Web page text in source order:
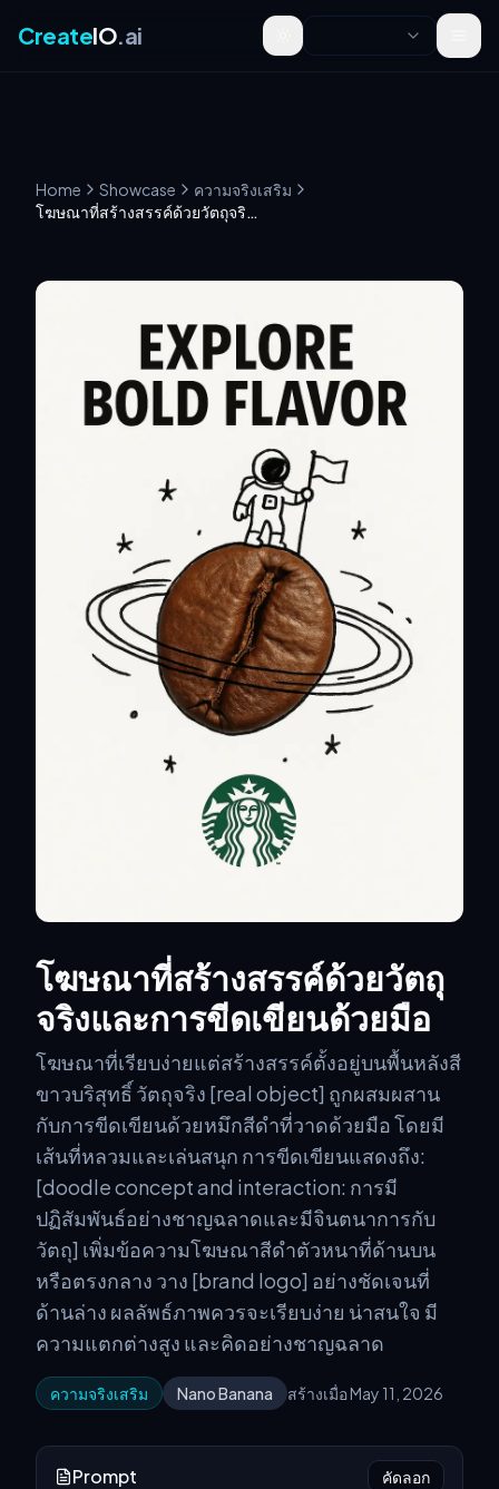
CreateIO.ai Toggle theme
Home Showcase
ความจริงเสริม
โฆษณาที่สร้างสรรค์ด้วยวัตถุจริงและการขีดเขียนด้วยมือ
โฆษณาที่สร้างสรรค์ด้วยวัตถุ
จริงและการขีดเขียนด้วยมือ
โฆษณาที่เรียบง่ายแต่สร้างสรรค์ตั้งอยู่บนพื้นหลังสี
ขาวบริสุทธิ์ วัตถุจริง [real object] ถูกผสมผสาน
กับการขีดเขียนด้วยหมึกสีดำที่วาดด้วยมือ โดยมี
เส้นที่หลวมและเล่นสนุก การขีดเขียนแสดงถึง:
[doodle concept and interaction: การมี
ปฏิสัมพันธ์อย่างชาญฉลาดและมีจินตนาการกับ
วัตถุ] เพิ่มข้อความโฆษณาสีดำตัวหนาที่ด้านบน
หรือตรงกลาง วาง [brand logo] อย่างชัดเจนที่
ด้านล่าง ผลลัพธ์ภาพควรจะเรียบง่าย น่าสนใจ มี
ความแตกต่างสูง และคิดอย่างชาญฉลาด
ความจริงเสริม Nano Banana สร้างเมื่อ May 11, 2026
Prompt คัดลอก